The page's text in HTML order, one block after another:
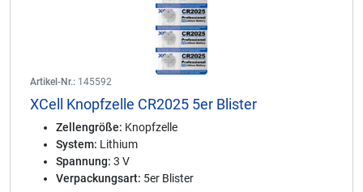
Artikel-Nr.: 145592
XCell Knopfzelle CR2025 5er Blister
Zellengröße: Knopfzelle
System: Lithium
Spannung: 3 V
Verpackungsart: 5er Blister